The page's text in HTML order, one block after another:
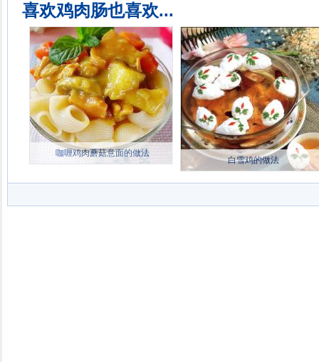
喜欢鸡肉肠也喜欢...
咖喱鸡肉蘑菇意面的做法
白雪鸡的做法